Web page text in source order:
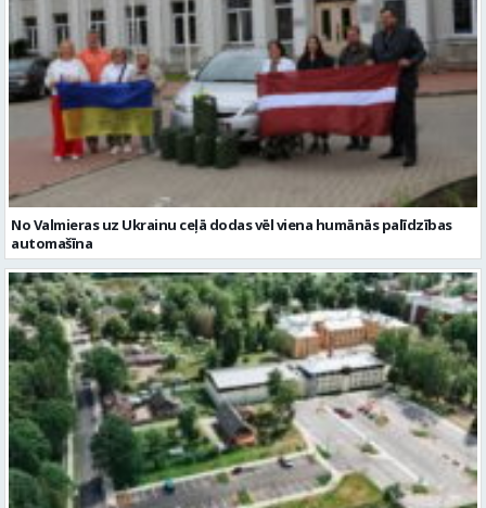
No Valmieras uz Ukrainu ceļā dodas vēl viena humānās palīdzības
automašīna